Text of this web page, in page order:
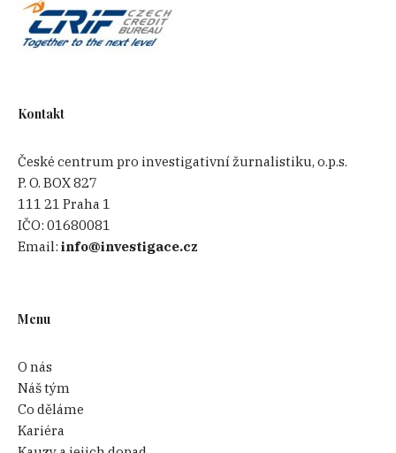
Kontakt
České centrum pro investigativní žurnalistiku, o.p.s.
P. O. BOX 827
111 21 Praha 1
IČO:01680081
Email:info@investigace.cz
Menu
O nás
Náš tým
Co děláme
Kariéra